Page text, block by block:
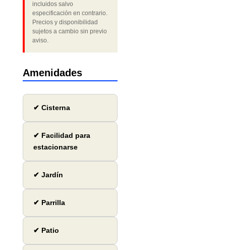
incluidos salvo
especificación en contrario.
Precios y disponibilidad
sujetos a cambio sin previo
aviso.
Amenidades
✔ Cisterna
✔ Facilidad para
estacionarse
✔ Jardín
✔ Parrilla
✔ Patio